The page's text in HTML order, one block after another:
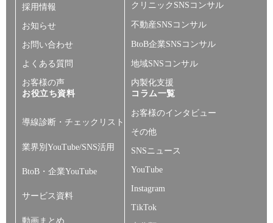
採用情報
お知らせ
お問い合わせ
よくある質問
お客様の声
クリニックSNSコンサル
不動産SNSコンサル
BtoB企業SNSコンサル
地域SNSコンサル
内製化支援
お役立ち資料
導線診断・チェックリスト
業界別YouTube/SNS活用
BtoB・企業YouTube
サービス資料
動画まとめ
コラム一覧
お客様のインタビュー
その他
SNSニュース
YouTube
Instagram
TikTok